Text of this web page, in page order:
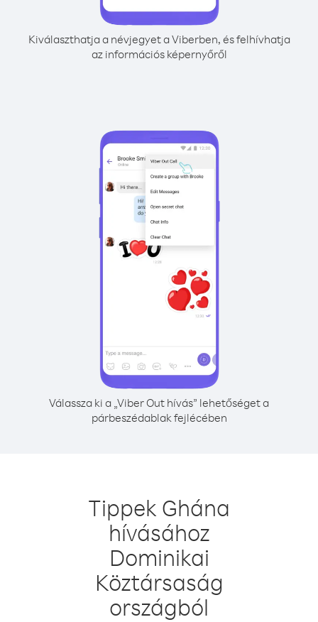
Kiválaszthatja a névjegyet a Viberben, és felhívhatja
az információs képernyőről
Válassza ki a „Viber Out hívás” lehetőséget a
párbeszédablak fejlécében
Tippek Ghána
hívásához
Dominikai
Köztársaság
országból